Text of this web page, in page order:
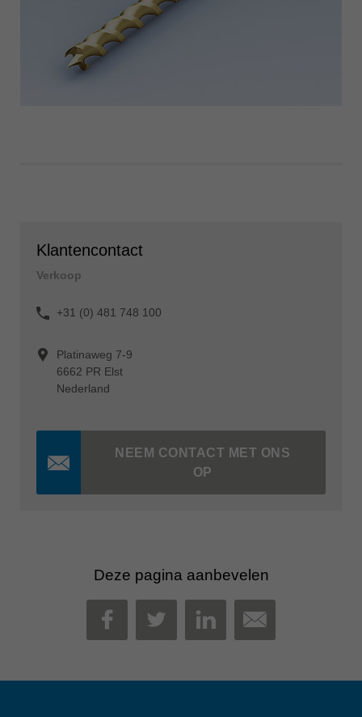
Klantencontact
Verkoop
+31 (0) 481 748 100
Platinaweg 7-9
6662 PR Elst
Nederland
NEEM CONTACT MET ONS
OP
Deze pagina aanbevelen
FACEBOOK
TWITTERLINKEDIN
MAIL